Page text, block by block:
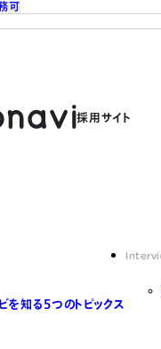
可
を知る5つのトピックス